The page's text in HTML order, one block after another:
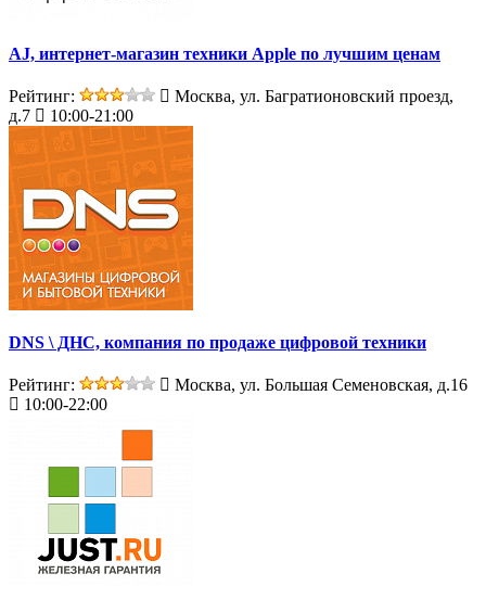
AJ, интернет-магазин техники Apple по лучшим ценам
Рейтинг:
Москва, ул. Багратионовский проезд,
д.7
10:00-21:00
DNS \ ДНС, компания по продаже цифровой техники
Рейтинг:
Москва, ул. Большая Семеновская, д.16
10:00-22:00